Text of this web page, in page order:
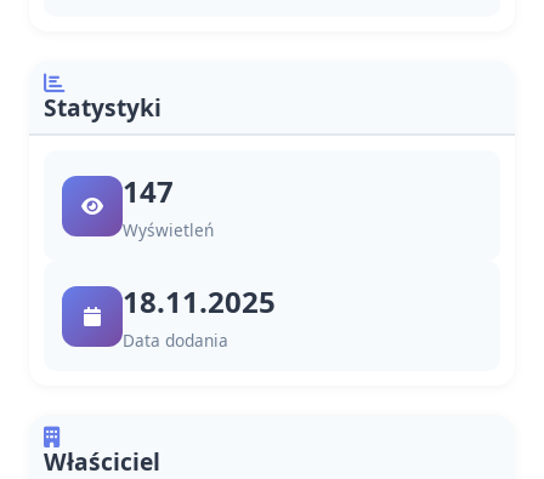
Statystyki
147
Wyświetleń
18.11.2025
Data dodania
Właściciel